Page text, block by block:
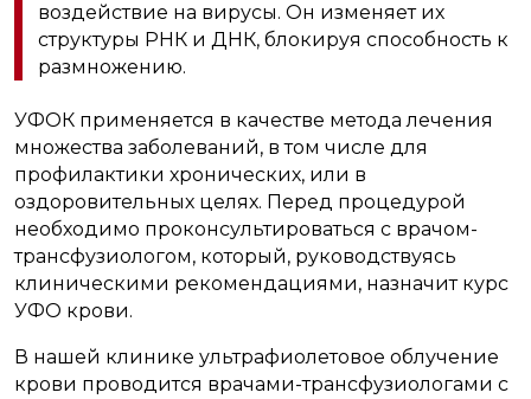
воздействие на вирусы. Он изменяет их
структуры РНК и ДНК, блокируя способность к
размножению.
УФОК применяется в качестве метода лечения
множества заболеваний, в том числе для
профилактики хронических, или в
оздоровительных целях. Перед процедурой
необходимо проконсультироваться с врачом-
трансфузиологом, который, руководствуясь
клиническими рекомендациями, назначит курс
УФО крови.
В нашей клинике ультрафиолетовое облучение
крови проводится врачами-трансфузиологами с